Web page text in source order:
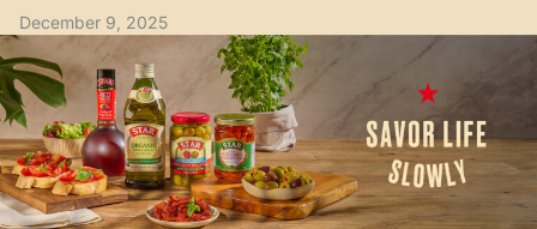
December 9, 2025